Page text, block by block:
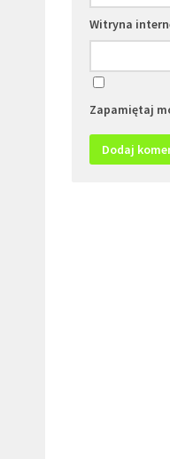
Witryna
Zapamiętaj